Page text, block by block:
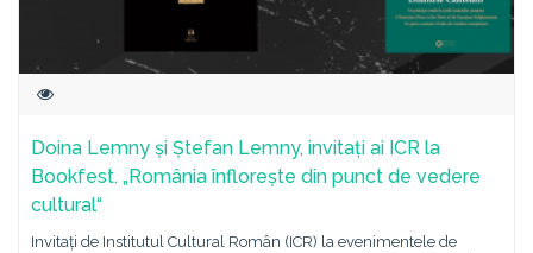
Doina Lemny și Ștefan Lemny, invitați ai ICR la
Bookfest. „România înflorește din punct de vedere
cultural“
Invitați de Institutul Cultural Român (ICR) la evenimentele de